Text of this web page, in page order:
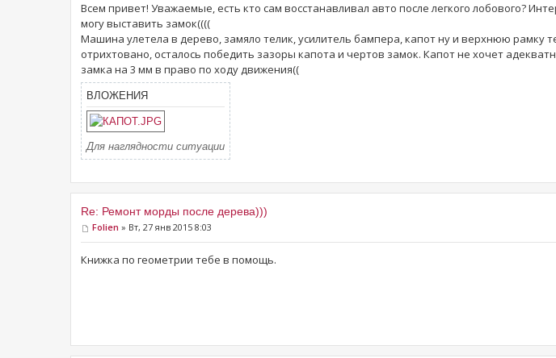
Всем привет! Уважаемые, есть кто сам восстанавливал авто после легкого лобового?
могу выставить замок((((
Машина улетела в дерево, замяло телик, усилитель бампера, капот ну и верхнюю рамку
отрихтовано, осталось победить зазоры капота и чертов замок. Капот не хочет
замка на 3 мм в право по ходу движения((
ВЛОЖЕНИЯ
Для наглядности ситуации
Re: Ремонт морды после дерева)))
Folien » Вт, 27 янв 2015 8:03
Книжка по геометрии тебе в помощь.